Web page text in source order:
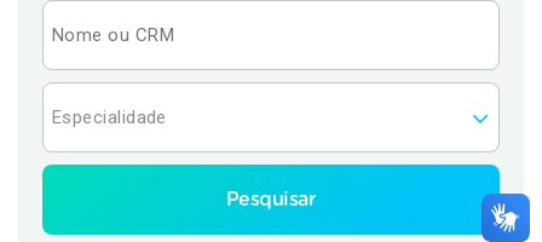
Pesquisar